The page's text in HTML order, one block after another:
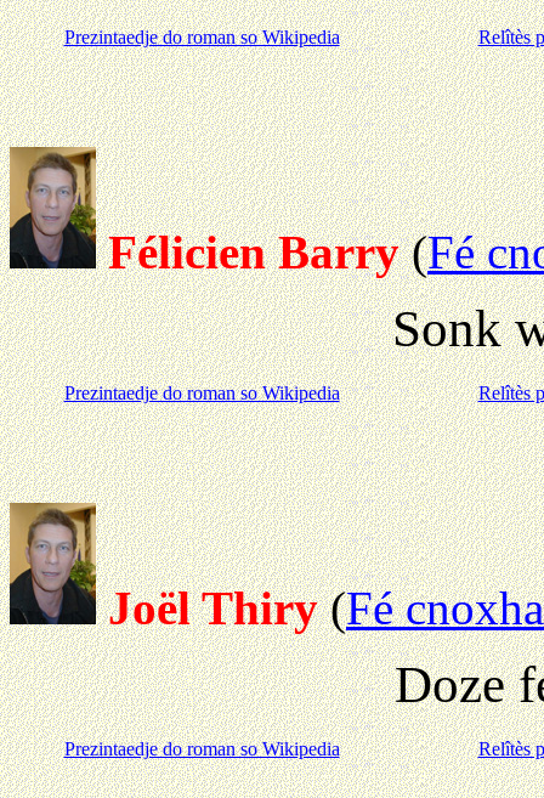
Prezintaedje do roman so Wikipedia Relîtès
Félicien Barry(Fé
Sonk
Prezintaedje do roman so Wikipedia Relîtès
Joël Thiry(Fé
Doze
Prezintaedje do roman so Wikipedia Relîtès